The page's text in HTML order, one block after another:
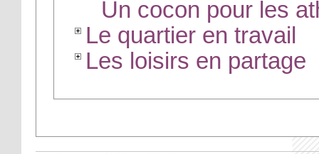
Un cocon pour les
Le quartier en travail
Les loisirs en partage